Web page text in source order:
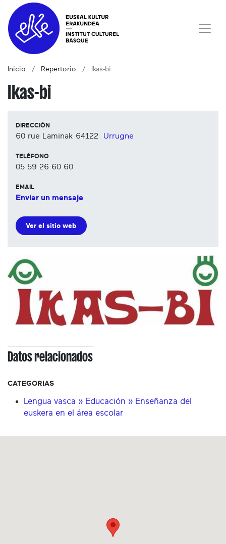
Inicio Repertorio Ikas-bi
Ikas-bi
DIRECCIÓN
60 rue Laminak 64122 Urrugne
TELÉFONO
05 59 26 60 60
EMAIL
Enviar un mensaje
Ver el sitio web
Datos relacionados
CATEGORIAS
Lengua vasca » Educación » Enseñanza del
euskera en el área escolar